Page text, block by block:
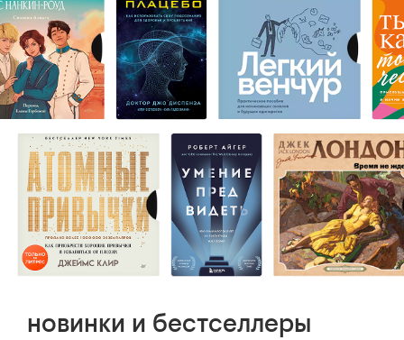
новинки и бестселлеры